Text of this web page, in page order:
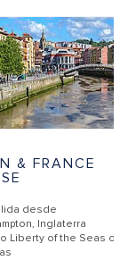
& FRANCE
desde
Inglaterra
Liberty of the Seas of